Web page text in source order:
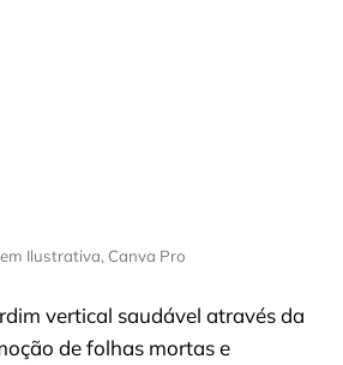
Ilustrativa, Canva Pro
vertical saudável através da
de folhas mortas e